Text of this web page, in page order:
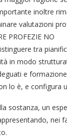
inoltre
valutazioni
PROFEZIE NO
tra
in modo
e
lo è, e configura
sostanza, un
nei